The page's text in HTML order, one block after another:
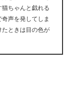
ちゃんと戯れる
声を発してしま
たときは目の色が